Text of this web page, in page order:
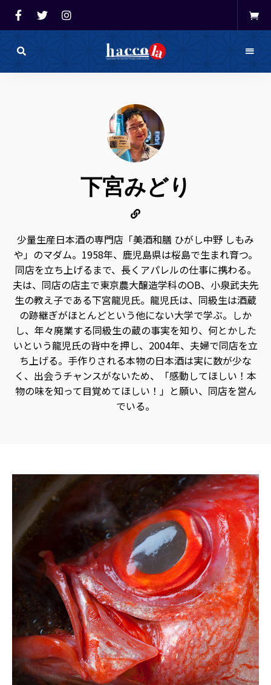
発酵ライ
フを楽し
む「ハッ
コラ」
酵
ラ
イ
フ
を
む
た
め
ア
で
す。
発
酵
食
品
の
レ
シ
ピ
や
ニ
ュ
ー
ス
を
お
届
ア
の
酵
食
品
を
世
界
に
も
っ
と
知
っ
て
も
ら
え
る
よ
う
英
語
版
下宮みどり
少量生産日本酒の専門店「美酒和膳 ひがし中野 しもみ
や」のマダム。1958年、鹿児島県は桜島で生まれ育つ。
同店を立ち上げるまで、長くアパレルの仕事に携わる。
夫は、同店の店主で東京農大醸造学科のOB、小泉武夫先
生の教え子である下宮龍児氏。龍児氏は、同級生は酒蔵
の跡継ぎがほとんどという他にない大学で学ぶ。しか
し、年々廃業する同級生の蔵の事実を知り、何とかした
いという龍児氏の背中を押し、2004年、夫婦で同店を立
ち上げる。手作りされる本物の日本酒は実に数が少な
く、出会うチャンスがないため、「感動してほしい！本
物の味を知って目覚めてほしい！」と願い、同店を営ん
でいる。